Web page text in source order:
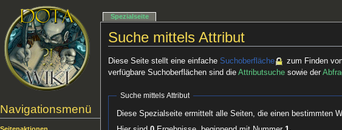
Suche mittels Attribut
Diese Seite stellt eine einfacheSuchoberfläche
zum Finden
verfügbare Suchoberflächen sind dieAttributsuche sowie der
Suche mittels Attribut
Diese Spezialseite ermittelt alle Seiten, die einen bestimmten
Navigationsmenü
Spezialseite